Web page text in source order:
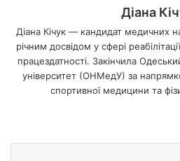
Діана
Діана Кічук — кандидат медичних
річним досвідом у сфері
працездатності. Закінчила
університет (ОНМедУ) за
спортивної медицини та
te